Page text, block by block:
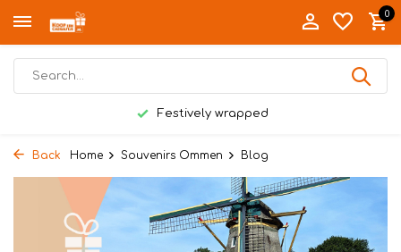
0
Festively wrapped
Back Home Souvenirs Ommen Blog